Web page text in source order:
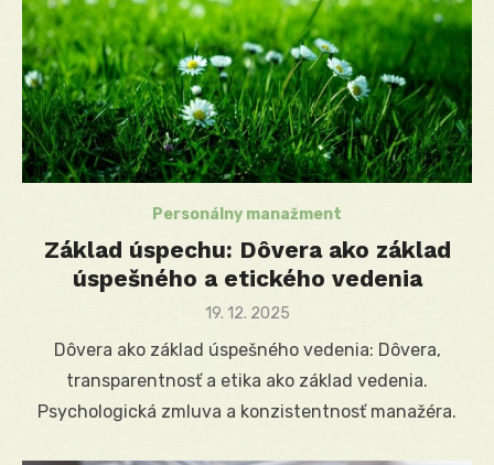
Personálny manažment
Základ úspechu: Dôvera ako základ
úspešného a etického vedenia
Posted
19. 12. 2025
Dôvera ako základ úspešného vedenia: Dôvera,
transparentnosť a etika ako základ vedenia.
Psychologická zmluva a konzistentnosť manažéra.